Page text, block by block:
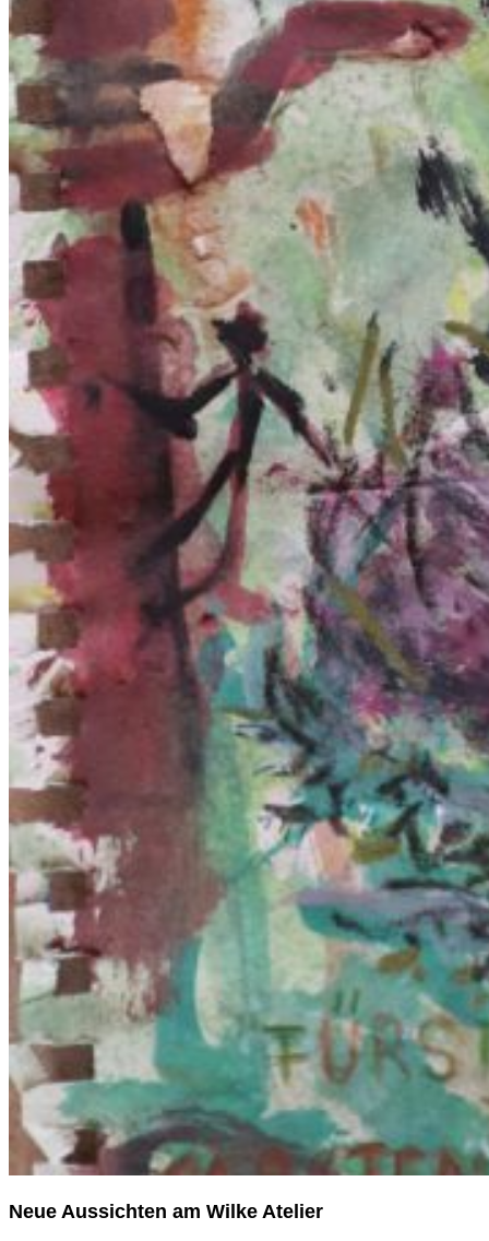
Neue Aussichten am Wilke Atelier